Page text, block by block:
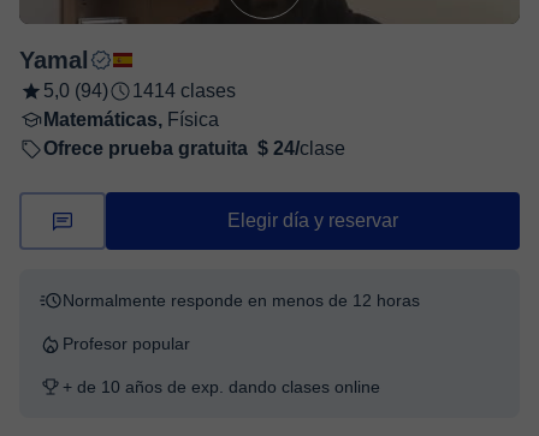
Yamal
5,0 (94)
1414 clases
Matemáticas, Física
Ofrece prueba gratuita $ 24/clase
Elegir día y reservar
Normalmente responde en menos de 12 horas
Profesor popular
+ de 10 años de exp. dando clases online